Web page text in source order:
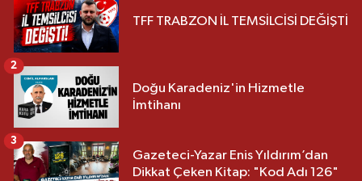
TFF TRABZON İL TEMSİLCİSİ DEĞİŞTİ
Doğu Karadeniz'in Hizmetle
İmtihanı
2
Gazeteci-Yazar Enis Yıldırım’dan
Dikkat Çeken Kitap: "Kod Adı 126"
3